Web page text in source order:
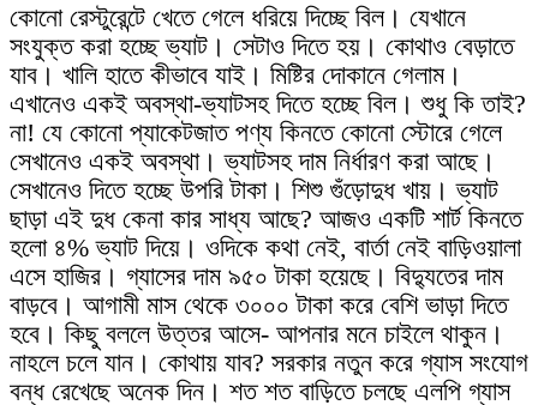
কোনো রেস্টুরেন্টে খেতে গেলে ধরিয়ে দিচ্ছে বিল। যেখানে
সংযুক্ত করা হচ্ছে ভ্যাট। সেটাও দিতে হয়। কোথাও বেড়াতে
যাব। খালি হাতে কীভাবে যাই। মিষ্টির দোকানে গেলাম।
এখানেও একই অবস্থা-ভ্যাটসহ দিতে হচ্ছে বিল। শুধু কি তাই?
না! যে কোনো প্যাকেটজাত পণ্য কিনতে কোনো স্টোরে গেলে
সেখানেও একই অবস্থা। ভ্যাটসহ দাম নির্ধারণ করা আছে।
সেখানেও দিতে হচ্ছে উপরি টাকা। শিশু গুঁড়োদুধ খায়। ভ্যাট
ছাড়া এই দুধ কেনা কার সাধ্য আছে? আজও একটি শার্ট কিনতে
হলো ৪% ভ্যাট দিয়ে। ওদিকে কথা নেই, বার্তা নেই বাড়িওয়ালা
এসে হাজির। গ্যাসের দাম ৯৫০ টাকা হয়েছে। বিদ্যুতের দাম
বাড়বে। আগামী মাস থেকে ৩০০০ টাকা করে বেশি ভাড়া দিতে
হবে। কিছু বললে উত্তর আসে- আপনার মনে চাইলে থাকুন।
নাহলে চলে যান। কোথায় যাব? সরকার নতুন করে গ্যাস সংযোগ
বন্ধ রেখেছে অনেক দিন। শত শত বাড়িতে চলছে এলপি গ্যাস